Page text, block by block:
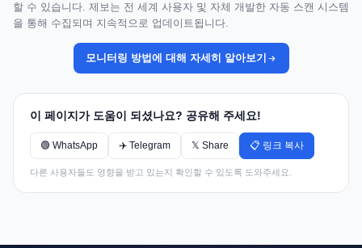
할 수 있습니다. 제보는 전 세계 사용자 및 자체 개발한 자동 스캔 시스템
을 통해 수집되며 지속적으로 업데이트됩니다.
모니터링 방법에 대해 자세히 알아보기
이 페이지가 도움이 되셨나요? 공유해 주세요!
🟢 WhatsApp ✈️ Telegram 𝕏 Share 📋 링크 복사
다른 사용자들도 영향을 받고 있는지 확인할 수 있도록 도와주세요.